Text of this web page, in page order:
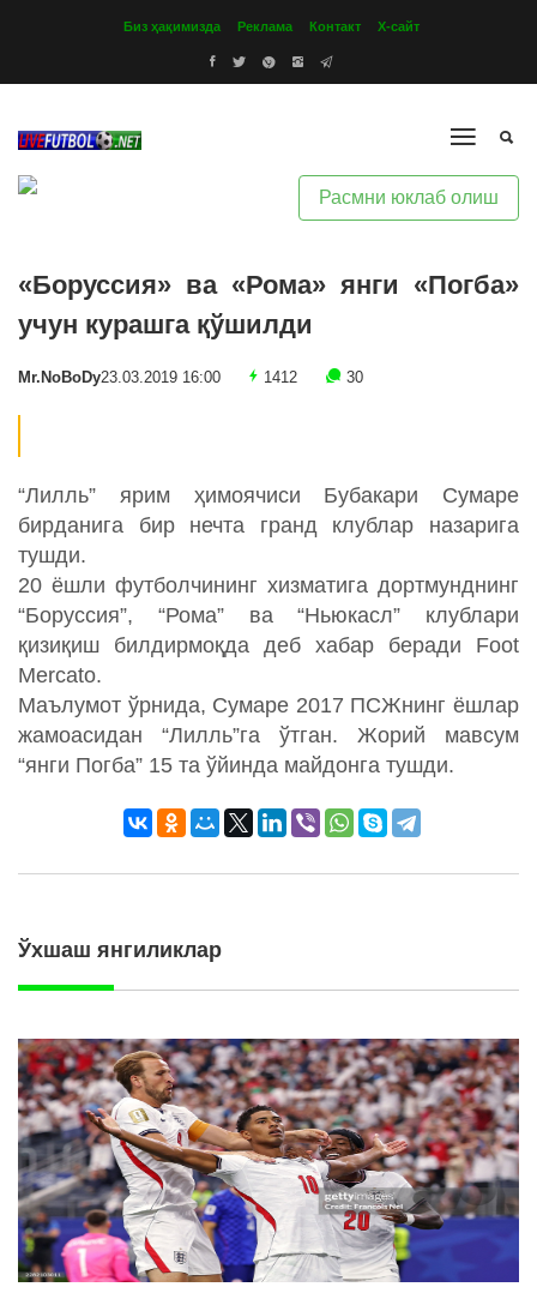
Биз ҳақимизда Реклама Контакт Х-сайт
Расмни юклаб олиш
«Боруссия» ва «Рома» янги «Погба»
учун курашга қўшилди
Mr.NoBoDy23.03.2019 16:00 1412 30
“Лилль” ярим ҳимоячиси Бубакари Сумаре
бирданига бир нечта гранд клублар назарига
тушди.
20 ёшли футболчининг хизматига дортмунднинг
“Боруссия”, “Рома” ва “Ньюкасл” клублари
қизиқиш билдирмоқда деб хабар беради Foot
Mercato.
Маълумот ўрнида, Сумаре 2017 ПСЖнинг ёшлар
жамоасидан “Лилль”га ўтган. Жорий мавсум
“янги Погба” 15 та ўйинда майдонга тушди.
Ўхшаш янгиликлар